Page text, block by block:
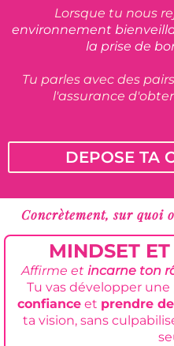
Lorsque tu nous
environnement
la prise de
Tu parles avec des
l'assurance
DEPOSE TA
Concrètement, sur quoi
MINDSET
Affirme et incarne ton
Tu vas développer
confianceet prendre
ta vision, sans